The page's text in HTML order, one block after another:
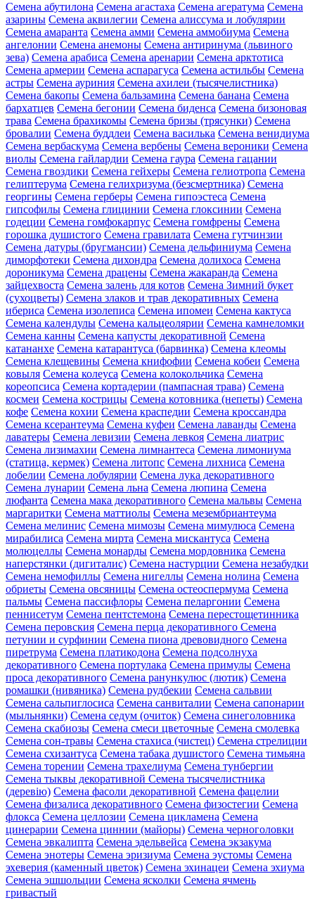
Семена абутилона Семена агастаха Семена агератума Семена
азарины Семена аквилегии Семена алиссума и лобулярии
Семена амаранта Семена амми Семена аммобиума Семена
ангелонии Семена анемоны Семена антиринума (львиного
зева) Семена арабиса Семена аренарии Семена арктотиса
Семена армерии Семена аспарагуса Семена астильбы Семена
астры Семена ауриния Семена ахилеи (тысячелистника)
Семена бакопы Семена бальзамина Семена банана Семена
бархатцев Семена бегонии Семена биденса Семена бизоновая
трава Семена брахикомы Семена бризы (трясунки) Семена
бровалии Семена буддлеи Семена василька Семена венидиума
Семена вербаскума Семена вербены Семена вероники Семена
виолы Семена гайлардии Семена гаура Семена гацании
Семена гвоздики Семена гейхеры Семена гелиотропа Семена
гелиптерума Семена гелихризума (безсмертника) Семена
георгины Семена герберы Семена гипоэстеса Семена
гипсофилы Семена глицинии Семена глоксинии Семена
годеции Семена гомфокарпус Семена гомфрены Семена
горошка душистого Семена гравилата Семена гутчинзии
Семена датуры (бругмансии) Семена дельфиниума Семена
диморфотеки Семена дихондра Семена долихоса Семена
дороникума Семена драцены Семена жакаранда Семена
зайцехвоста Семена залень для котов Семена Зимний букет
(сухоцветы) Семена злаков и трав декоративных Семена
ибериса Семена изолеписа Семена ипомеи Семена кактуса
Семена календулы Семена кальцеолярии Семена камнеломки
Семена канны Семена капусты декоративной Семена
катананхе Семена катарантуса (барвинка) Семена клеомы
Семена клещевины Семена книфофии Семена кобеи Семена
ковыля Семена колеуса Семена колокольчика Семена
кореопсиса Семена кортадерии (пампасная трава) Семена
космеи Семена кострицы Семена котовника (непеты) Семена
кофе Семена кохии Семена краспедии Семена кроссандра
Семена ксерантеума Семена куфеи Семена лаванды Семена
лаватеры Семена левизии Семена левкоя Семена лиатрис
Семена лизимахии Семена лимнантеса Семена лимониума
(статица, кермек) Семена литопс Семена лихниса Семена
лобелии Семена лобулярии Семена лука декоративного
Семена лунарии Семена льна Семена люпина Семена
люфанта Семена мака декоративного Семена мальвы Семена
маргаритки Семена маттиолы Семена мезембриантеума
Семена мелинис Семена мимозы Семена мимулюса Семена
мирабилиса Семена мирта Семена мискантуса Семена
молюцеллы Семена монарды Семена мордовника Семена
наперстянки (дигиталис) Семена настурции Семена незабудки
Семена немофиллы Семена нигеллы Семена нолина Семена
обриеты Семена овсяницы Семена остеоспермума Семена
пальмы Семена пассифлоры Семена пеларгонии Семена
пеннисетум Семена пентстемона Семена перестощетинника
Семена перовския Семена перца декоративного Семена
петунии и сурфинии Семена пиона древовидного Семена
пиретрума Семена платикодона Семена подсолнуха
декоративного Семена портулака Семена примулы Семена
проса декоративного Семена ранункулюс (лютик) Семена
ромашки (нивяника) Семена рудбекии Семена сальвии
Семена сальпиглосиса Семена санвиталии Семена сапонарии
(мыльнянки) Семена седум (очиток) Семена синеголовника
Семена скабиозы Семена смеси цветочные Семена смолевка
Семена сон-травы Семена стахиса (чистец) Семена стрелиции
Семена схизантуса Семена табака душистого Семена тимьяна
Семена торении Семена трахелиума Семена тунбергии
Семена тыквы декоративной Семена тысячелистника
(деревію) Семена фасоли декоративной Семена фацелии
Семена физалиса декоративного Семена физостегии Семена
флокса Семена целлозии Семена цикламена Семена
цинерарии Семена циннии (майоры) Семена черноголовки
Семена эвкалипта Семена эдельвейса Семена экзакума
Семена энотеры Семена эризиума Семена эустомы Семена
эхеверия (каменный цветок) Семена эхинацеи Семена эхиума
Семена эшшольции Семена ясколки Семена ячмень
гривастый